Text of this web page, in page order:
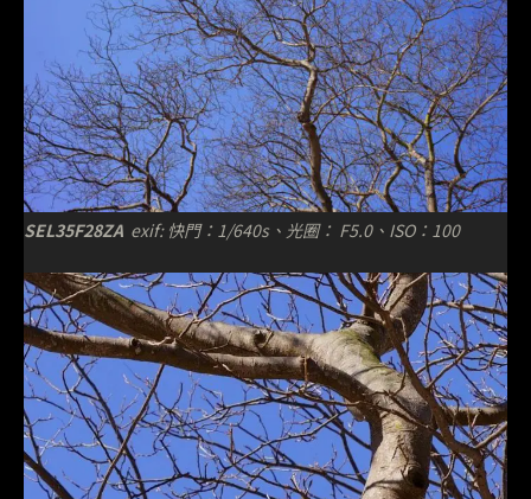
SEL35F28ZA exif: 快門：1/640s、光圈： F5.0、ISO：100